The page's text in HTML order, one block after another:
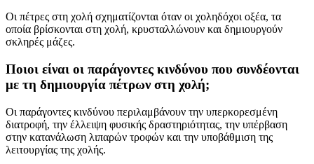
Οι πέτρες στη χολή σχηματίζονται όταν οι χοληδόχοι οξέα, τα
οποία βρίσκονται στη χολή, κρυσταλλώνουν και δημιουργούν
σκληρές μάζες.
Ποιοι είναι οι παράγοντες κινδύνου που συνδέονται
με τη δημιουργία πέτρων στη χολή;
Οι παράγοντες κινδύνου περιλαμβάνουν την υπερκορεσμένη
διατροφή, την έλλειψη φυσικής δραστηριότητας, την υπέρβαση
στην κατανάλωση λιπαρών τροφών και την υποβάθμιση της
λειτουργίας της χολής.